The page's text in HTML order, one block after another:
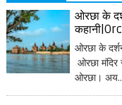
ओरछा के
ओरछा के
ओरछा मंदिर
ओरछा।